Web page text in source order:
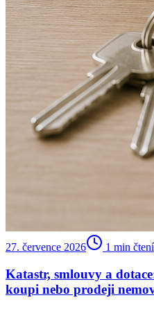
27. července 2026 1 min čtení
Katastr, smlouvy a
koupi nebo prodeji